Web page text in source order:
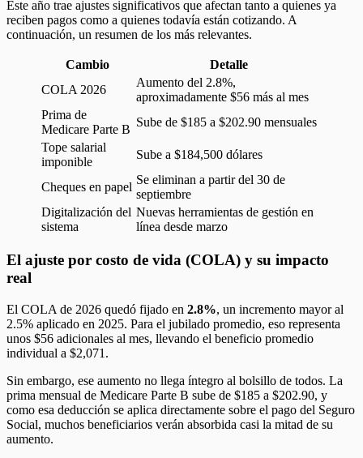
Este año trae ajustes significativos que afectan tanto a quienes ya
reciben pagos como a quienes todavía están cotizando. A
continuación, un resumen de los más relevantes.
Cambio
Detalle
COLA 2026
Aumento del 2.8%,
aproximadamente $56 más al mes
Prima de
Medicare Parte B
Sube de $185 a $202.90 mensuales
Tope salarial
imponible
Sube a $184,500 dólares
Cheques en papel
Se eliminan a partir del 30 de
septiembre
Digitalización del
sistema
Nuevas herramientas de gestión en
línea desde marzo
El ajuste por costo de vida (COLA) y su impacto
real
El COLA de 2026 quedó fijado en 2.8%, un incremento mayor al
2.5% aplicado en 2025. Para el jubilado promedio, eso representa
unos $56 adicionales al mes, llevando el beneficio promedio
individual a $2,071.
Sin embargo, ese aumento no llega íntegro al bolsillo de todos. La
prima mensual de Medicare Parte B sube de $185 a $202.90, y
como esa deducción se aplica directamente sobre el pago del Seguro
Social, muchos beneficiarios verán absorbida casi la mitad de su
aumento.